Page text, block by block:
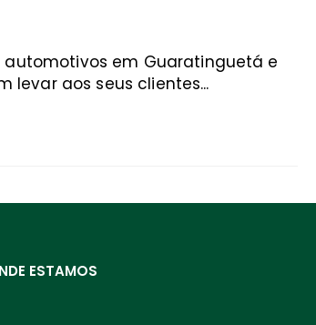
em Guaratinguetá e
levar aos seus clientes...
ESTAMOS